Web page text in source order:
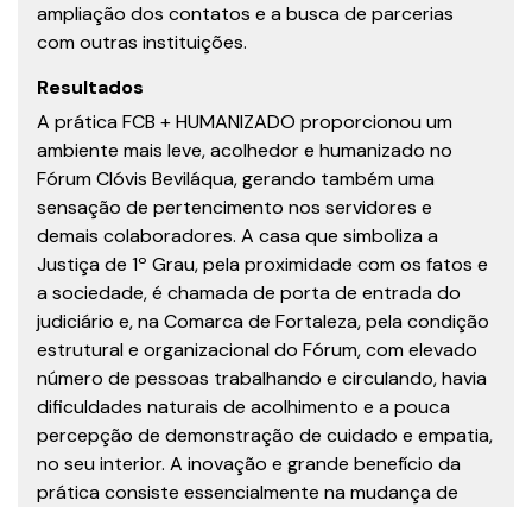
ampliação dos contatos e a busca de parcerias
com outras instituições.
Resultados
A prática FCB + HUMANIZADO proporcionou um
ambiente mais leve, acolhedor e humanizado no
Fórum Clóvis Beviláqua, gerando também uma
sensação de pertencimento nos servidores e
demais colaboradores. A casa que simboliza a
Justiça de 1º Grau, pela proximidade com os fatos e
a sociedade, é chamada de porta de entrada do
judiciário e, na Comarca de Fortaleza, pela condição
estrutural e organizacional do Fórum, com elevado
número de pessoas trabalhando e circulando, havia
dificuldades naturais de acolhimento e a pouca
percepção de demonstração de cuidado e empatia,
no seu interior. A inovação e grande benefício da
prática consiste essencialmente na mudança de